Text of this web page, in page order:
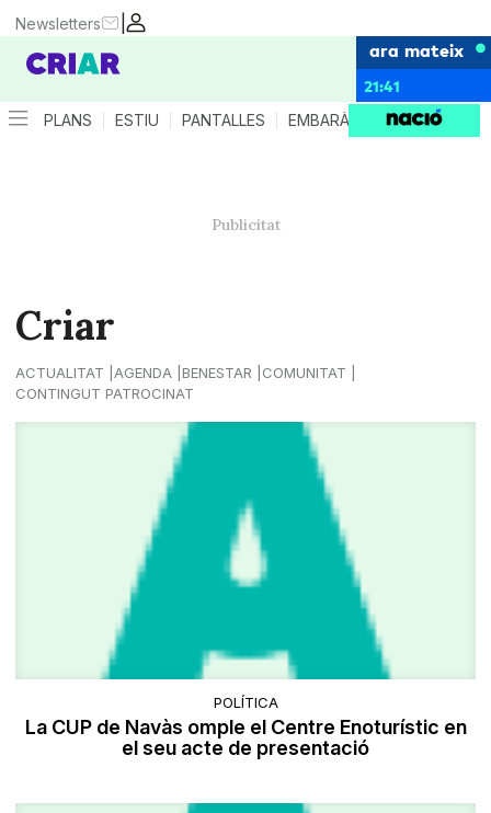
|
Newsletters
ara mateix
21:41
PLANS ESTIU PANTALLES EMBARÀS CRIANÇA
Criar
ACTUALITAT AGENDA BENESTAR
COMUNITAT
CONTINGUT PATROCINAT
POLÍTICA
La CUP de Navàs omple el Centre Enoturístic en
el seu acte de presentació